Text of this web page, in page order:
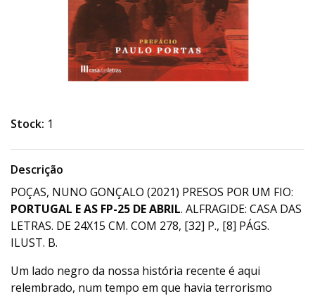
Stock: 1
Descrição
POÇAS, NUNO GONÇALO (2021) PRESOS POR UM FIO:
PORTUGAL E AS FP-25 DE ABRIL. ALFRAGIDE: CASA DAS
LETRAS. DE 24X15 CM. COM 278, [32] P., [8] PÁGS.
ILUST. B.
Um lado negro da nossa história recente é aqui
relembrado, num tempo em que havia terrorismo